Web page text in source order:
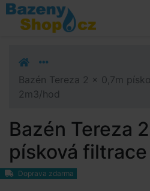
Přejít k navigaci
Přejít na obsah
Přejít k postrannímu sloupci
Bazén Tereza 2 x 0,7m
2m3/hod
Bazén Tereza
písková
Doprava zdarma